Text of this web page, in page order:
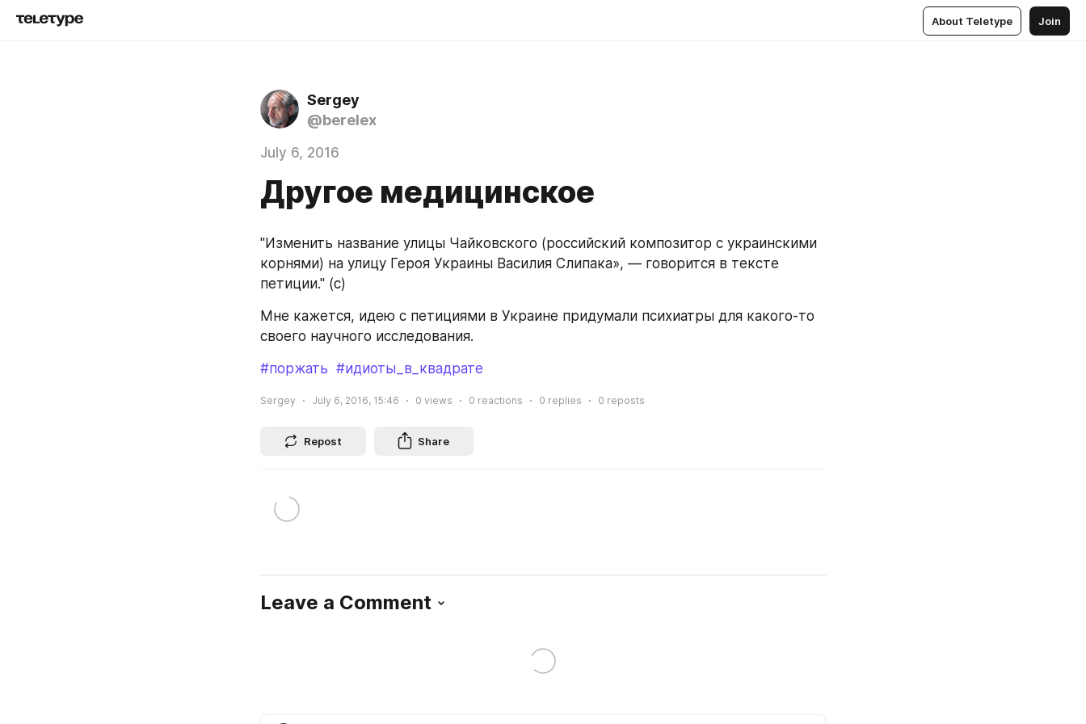
About Teletype Join
Sergey
@berelex
July 6, 2016
Другое медицинское
"Изменить название улицы Чайковского (российский композитор с украинскими
корнями) на улицу Героя Украины Василия Слипака», — говорится в тексте
петиции." (с)
Мне кажется, идею с петициями в Украине придумали психиатры для какого-то
своего научного исследования.
#поржать #идиоты_в_квадрате
Sergey July 6, 2016, 15:46 0 views 0 reactions 0 replies 0 reposts
Repost Share
Leave a Comment